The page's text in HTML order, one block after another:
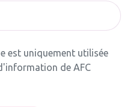
est uniquement utilisée
de AFC